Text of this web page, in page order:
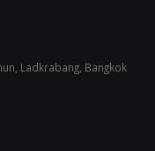
Ladkrabang, Bangkok